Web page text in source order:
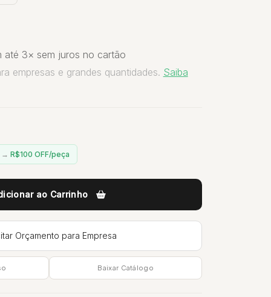
até 3× sem juros no cartão
empresas e grandes quantidades. Saiba
→ R$100 OFF/peça
ao Carrinho
Orçamento para Empresa
Baixar Catálogo